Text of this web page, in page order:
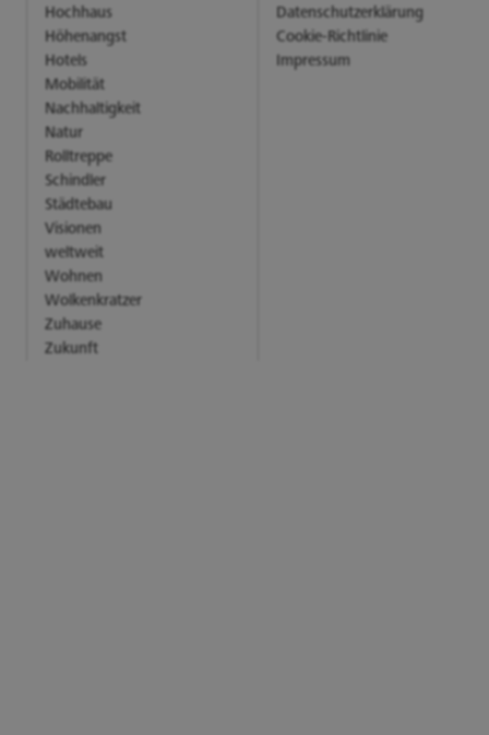
Hochhaus
Höhenangst
Hotels
Mobilität
Nachhaltigkeit
Natur
Rolltreppe
Schindler
Städtebau
Visionen
weltweit
Wohnen
Wolkenkratzer
Zuhause
Zukunft
Datenschutzerklärung
Cookie-Richtlinie
Impressum